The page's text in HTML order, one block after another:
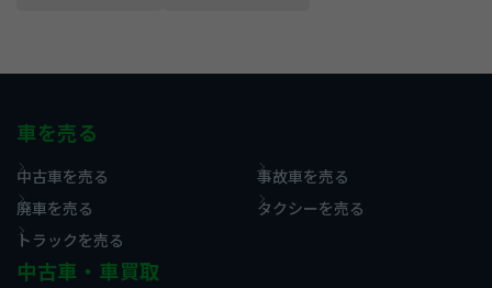
車を売る
中古車を売る
事故車を売る
廃車を売る
タクシーを売る
トラックを売る
中古車・車買取